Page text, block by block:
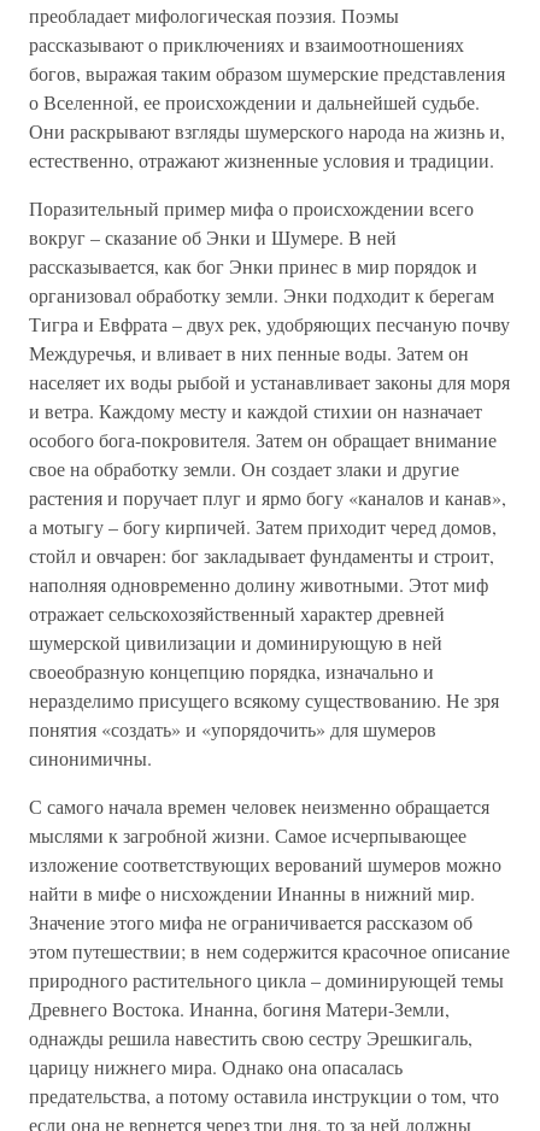
преобладает мифологическая поэзия. Поэмы
рассказывают о приключениях и взаимоотношениях
богов, выражая таким образом шумерские представления
о Вселенной, ее происхождении и дальнейшей судьбе.
Они раскрывают взгляды шумерского народа на жизнь и,
естественно, отражают жизненные условия и традиции.
Поразительный пример мифа о происхождении всего
вокруг – сказание об Энки и Шумере. В ней
рассказывается, как бог Энки принес в мир порядок и
организовал обработку земли. Энки подходит к берегам
Тигра и Евфрата – двух рек, удобряющих песчаную почву
Междуречья, и вливает в них пенные воды. Затем он
населяет их воды рыбой и устанавливает законы для моря
и ветра. Каждому месту и каждой стихии он назначает
особого бога-покровителя. Затем он обращает внимание
свое на обработку земли. Он создает злаки и другие
растения и поручает плуг и ярмо богу «каналов и канав»,
а мотыгу – богу кирпичей. Затем приходит черед домов,
стойл и овчарен: бог закладывает фундаменты и строит,
наполняя одновременно долину животными. Этот миф
отражает сельскохозяйственный характер древней
шумерской цивилизации и доминирующую в ней
своеобразную концепцию порядка, изначально и
неразделимо присущего всякому существованию. Не зря
понятия «создать» и «упорядочить» для шумеров
синонимичны.
С самого начала времен человек неизменно обращается
мыслями к загробной жизни. Самое исчерпывающее
изложение соответствующих верований шумеров можно
найти в мифе о нисхождении Инанны в нижний мир.
Значение этого мифа не ограничивается рассказом об
этом путешествии; в нем содержится красочное описание
природного растительного цикла – доминирующей темы
Древнего Востока. Инанна, богиня Матери-Земли,
однажды решила навестить свою сестру Эрешкигаль,
царицу нижнего мира. Однако она опасалась
предательства, а потому оставила инструкции о том, что
если она не вернется через три дня, то за ней должны